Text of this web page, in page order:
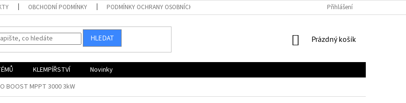
OBCHODNÍ PODMÍNKY PODMÍNKY OCHRANY OSOBNÍCH ÚDAJŮ Přihlášení
HLEDAT
NÁKUPNÍ
Prázdný košík
KLEMPÍŘSTVÍ
Novinky
BOOST MPPT 3000 3kW